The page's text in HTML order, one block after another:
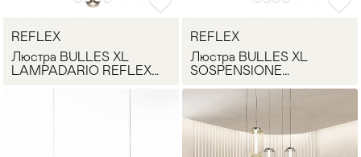
REFLEX
Люстра BULLES XL
LAMPADARIO REFLEX
REFLEX
Люстра BULLES XL
SOSPENSIONE